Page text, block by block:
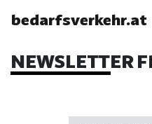
bedarfsverkehr.at
NEWSLETTER